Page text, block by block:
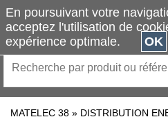
MATELEC 38 » DISTRIBUTION
En poursuivant votre
acceptez l'utilisation de
expérience optimale.
OK